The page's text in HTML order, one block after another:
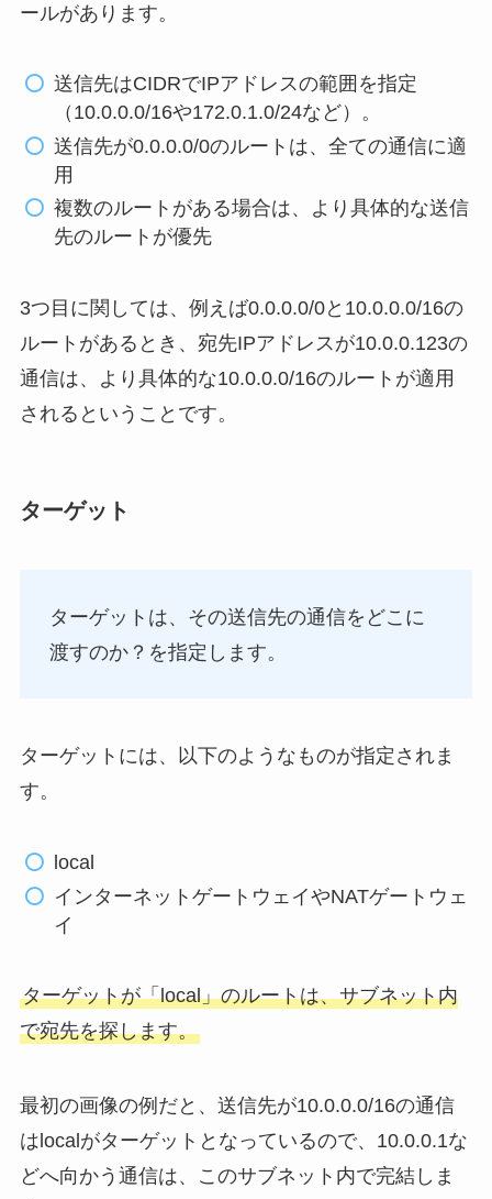
ールがあります。
送信先はCIDRでIPアドレスの範囲を指定
（10.0.0.0/16や172.0.1.0/24など）。
送信先が0.0.0.0/0のルートは、全ての通信に適
用
複数のルートがある場合は、より具体的な送信
先のルートが優先
3つ目に関しては、例えば0.0.0.0/0と10.0.0.0/16の
ルートがあるとき、宛先IPアドレスが10.0.0.123の
通信は、より具体的な10.0.0.0/16のルートが適用
されるということです。
ターゲット
ターゲットは、その送信先の通信をどこに
渡すのか？を指定します。
ターゲットには、以下のようなものが指定されま
す。
local
インターネットゲートウェイやNATゲートウェ
イ
ターゲットが「local」のルートは、サブネット内
で宛先を探します。
最初の画像の例だと、送信先が10.0.0.0/16の通信
はlocalがターゲットとなっているので、10.0.0.1な
どへ向かう通信は、このサブネット内で完結しま